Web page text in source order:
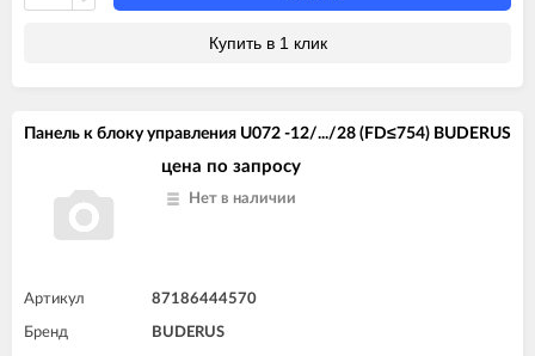
Купить в 1 клик
Панель к блоку управления U072 -12/.../28 (FD≤754) BUDERUS
цена по запросу
Нет в наличии
Артикул 87186444570
Бренд BUDERUS